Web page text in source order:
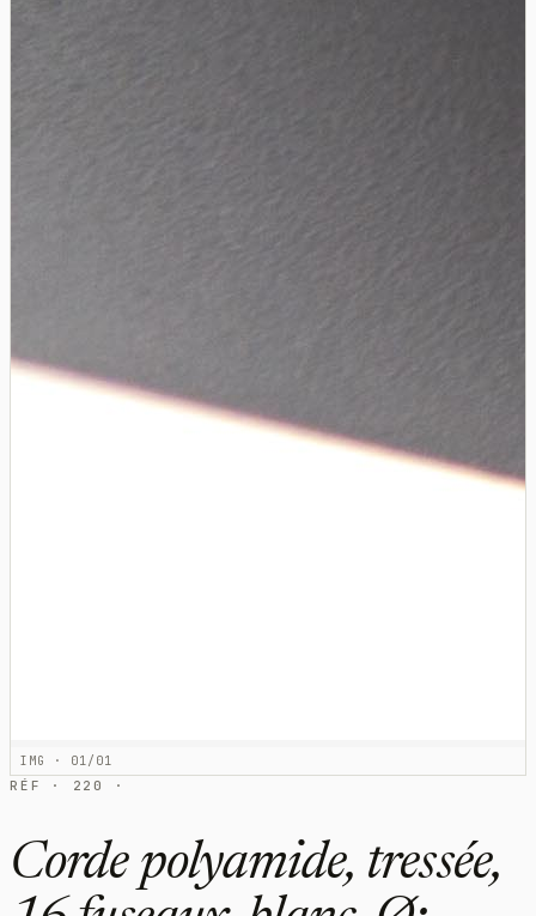
IMG · 01/01
RÉF · 220 ·
Corde polyamide, tressée,